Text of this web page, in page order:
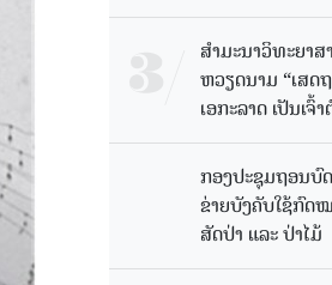
ສຳມະນາວິທະຍາສ
ຫວຽດນາມ “ເສດ
ເອກະລາດ ເປັນເຈົ້
ກອງປະຊຸມຖອນບົ
ຂ່າຍບັງຄັບໃຊ້ກົດ
ສັດປ່າ ແລະ ປ່າໄມ້